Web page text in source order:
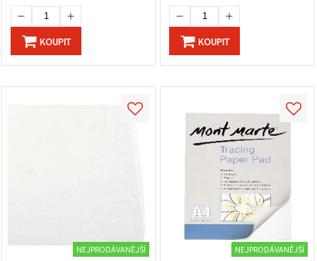
KOUPIT KOUPIT
NEJPRODÁVANĚJŠÍ NEJPRODÁVANĚJŠÍ